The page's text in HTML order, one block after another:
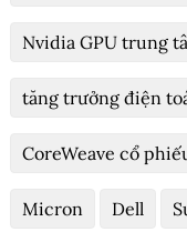
Nvidia GPU trung
tăng trưởng điện
CoreWeave cổ
Micron Dell